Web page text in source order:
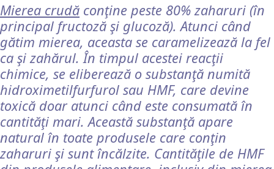
Mierea crudă conţine peste 80% zaharuri (în
principal fructoză şi glucoză). Atunci când
gătim mierea, aceasta se caramelizează la fel
ca şi zahărul. În timpul acestei reacţii
chimice, se eliberează o substanţă numită
hidroximetilfurfurol sau HMF, care devine
toxică doar atunci când este consumată în
cantităţi mari. Această substanţă apare
natural în toate produsele care conţin
zaharuri şi sunt încălzite. Cantităţile de HMF